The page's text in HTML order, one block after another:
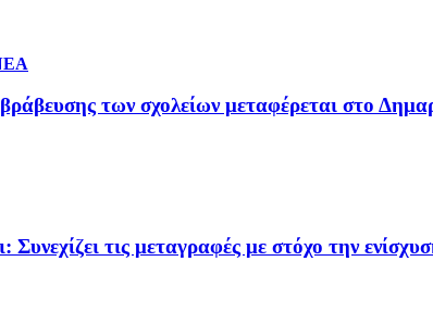
των σχολείων μεταφέρεται στο
τις μεταγραφές με στόχο την